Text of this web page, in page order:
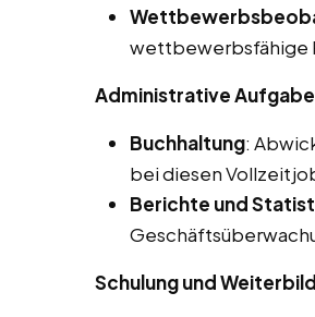
wettbewerbsfähige
Administrative
Buchhaltung:
bei diesen
Berichte und
Schulung und